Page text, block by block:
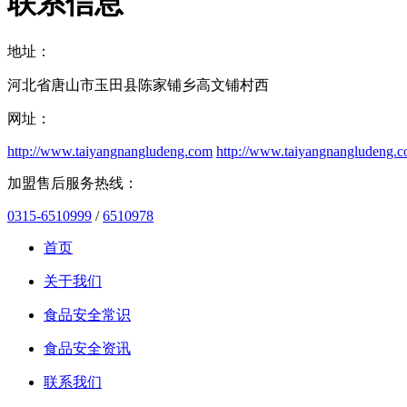
地址：
河北省唐山市玉田县陈家铺乡高文铺村西
网址：
http://www.taiyangnangludeng.com http://
加盟售后服务热线：
0315-6510999 /6510978
首页
关于我们
食品安全常识
食品安全资讯
联系我们